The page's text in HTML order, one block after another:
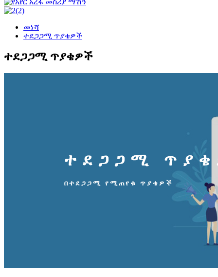
መነሻ
ተደጋጋሚ ጥያቄዎች
ተደጋጋሚ ጥያቄዎች
ተደጋጋሚ
በተደጋጋሚ የሚጠየቁ ጥያቄዎች